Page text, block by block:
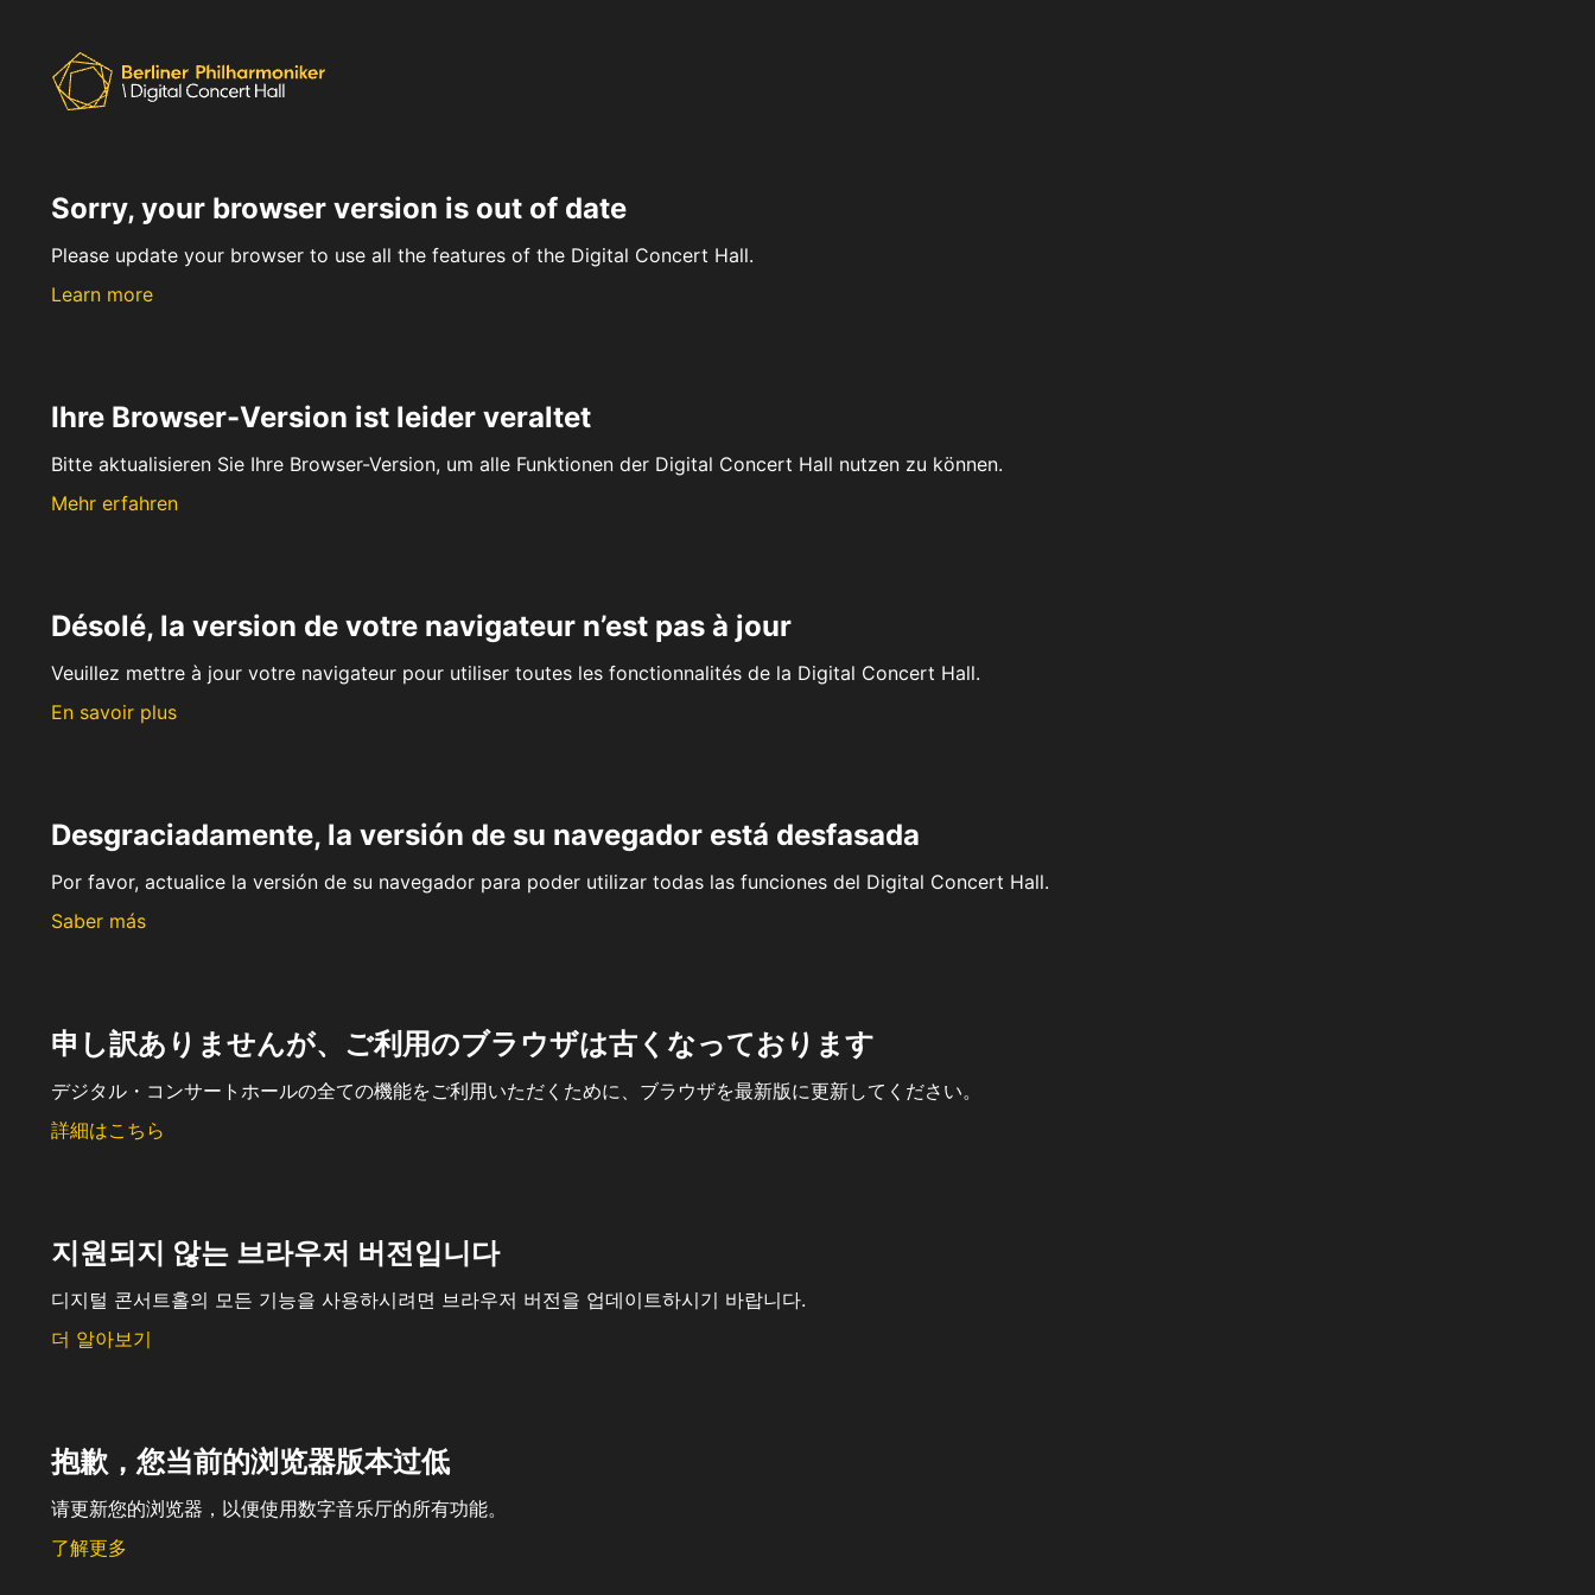
Sorry, your browser version is out of date
Please update your browser to use all the features of the Digital Concert Hall.
Learn more
Ihre Browser-Version ist leider veraltet
Bitte aktualisieren Sie Ihre Browser-Version, um alle Funktionen der Digital Concert Hall nutzen zu können.
Mehr erfahren
Désolé, la version de votre navigateur n’est pas à jour
Veuillez mettre à jour votre navigateur pour utiliser toutes les fonctionnalités de la Digital Concert Hall.
En savoir plus
Desgraciadamente, la versión de su navegador está desfasada
Por favor, actualice la versión de su navegador para poder utilizar todas las funciones del Digital Concert Hall.
Saber más
申し訳ありませんが、ご利用のブラウザは古くなっております
デジタル・コンサートホールの全ての機能をご利用いただくために、ブラウザを最新版に更新してください。
詳細はこちら
지원되지 않는 브라우저 버전입니다
디지털 콘서트홀의 모든 기능을 사용하시려면 브라우저 버전을 업데이트하시기 바랍니다.
더 알아보기
抱歉，您当前的浏览器版本过低
请更新您的浏览器，以便使用数字音乐厅的所有功能。
了解更多